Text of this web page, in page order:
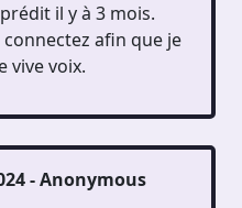
il y à 3 mois.
afin que je
vive voix.
- Anonymous